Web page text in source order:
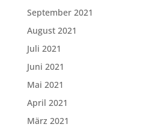
September 2021
August 2021
Juli 2021
Juni 2021
Mai 2021
April 2021
März 2021